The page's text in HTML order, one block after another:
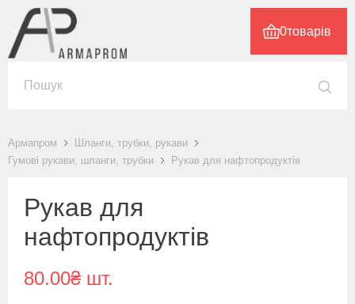
0товарів
Армапром
Шланги, трубки, рукави
Гумові рукави, шланги, трубки
Рукав для нафтопродуктів
Рукав для
нафтопродуктів
80.00₴ шт.